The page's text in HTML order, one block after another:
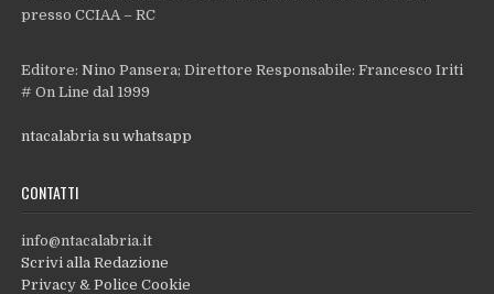
presso CCIAA – RC
Editore: Nino Pansera; Direttore Responsabile: Francesco Iriti
# On Line dal 1999
ntacalabria su whatsapp
CONTATTI
info@ntacalabria.it
Scrivi alla Redazione
Privacy & Police Cookie